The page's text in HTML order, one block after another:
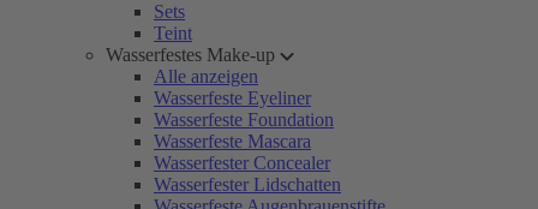
Sets
Teint
Wasserfestes Make-up
Alle anzeigen
Wasserfeste Eyeliner
Wasserfeste Foundation
Wasserfeste Mascara
Wasserfester Concealer
Wasserfester Lidschatten